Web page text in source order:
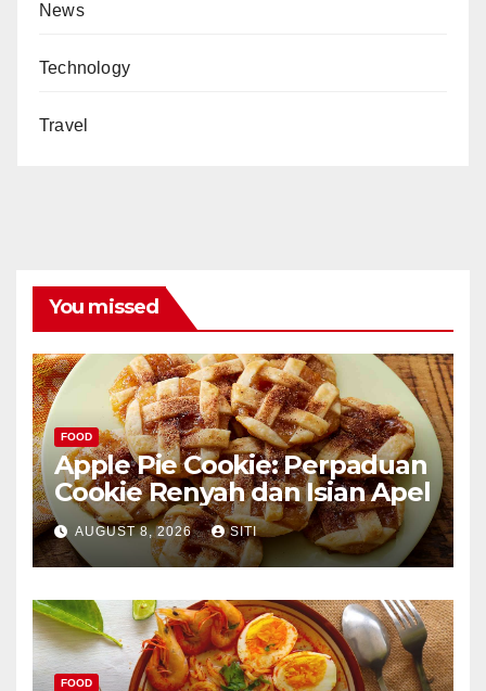
News
Technology
Travel
You missed
FOOD
Apple Pie Cookie: Perpaduan
Cookie Renyah dan Isian Apel
AUGUST 8, 2026 SITI
FOOD